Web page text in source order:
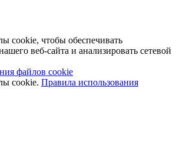
cookie, чтобы обеспечивать
веб-сайта и анализировать сетевой
файлов cookie
cookie. Правила использования